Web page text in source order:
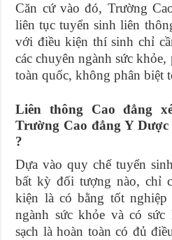
Căn cứ vào đó, Trường
liên tục tuyển sinh liên
với điều kiện thí sinh chỉ
các chuyên ngành sức
toàn quốc, không phân biệt
Liên thông Cao đẳng
Trường Cao đẳng Y Dược
?
Dựa vào quy chế tuyển
bất kỳ đối tượng nào, chỉ
kiện là có bằng tốt nghiệp
ngành sức khỏe và có
sạch là hoàn toàn có đủ